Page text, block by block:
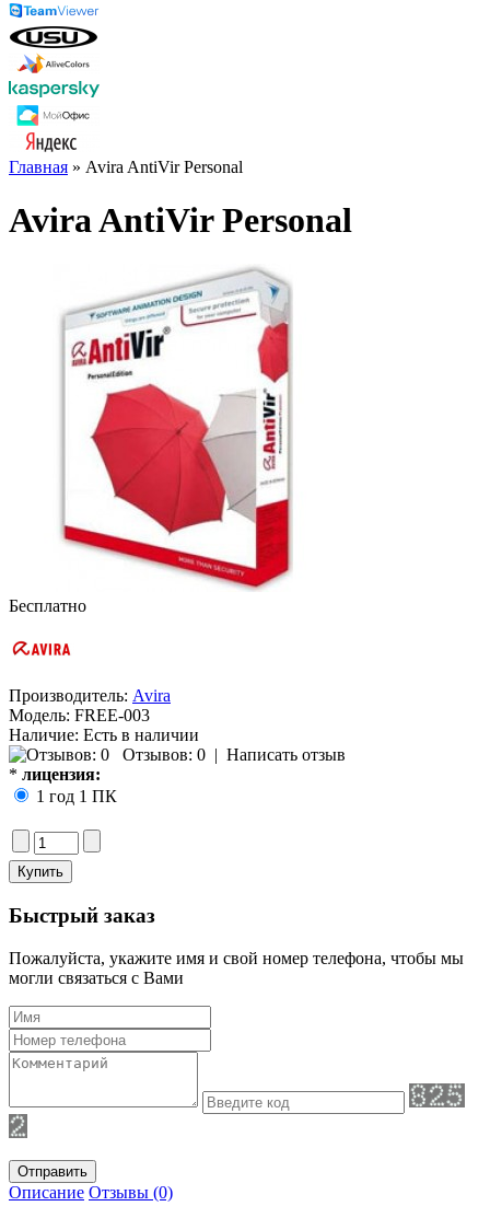
Главная » Avira AntiVir Personal
Avira AntiVir Personal
Бесплатно
Производитель: Avira
Модель: FREE-003
Наличие: Есть в наличии
Отзывов: 0 | Написать отзыв
* лицензия:
1 год 1 ПК
Быстрый заказ
Пожалуйста, укажите имя и свой номер телефона, чтобы мы
могли связаться с Вами
Отправить
Описание Отзывы (0)